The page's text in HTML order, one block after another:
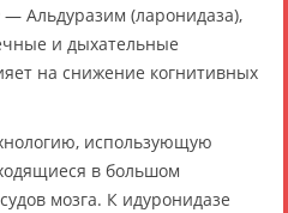
— Альдуразим (ларонидаза),
и дыхательные
на снижение когнитивных
использующую
в большом
мозга. К идуронидазе